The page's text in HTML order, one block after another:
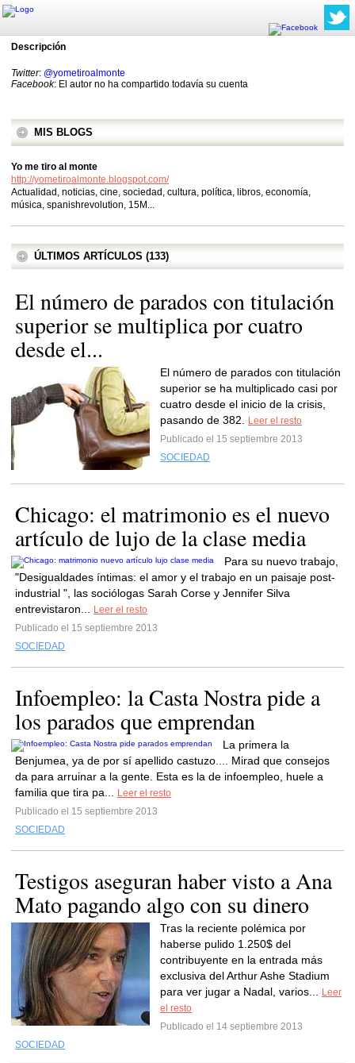
Descripción
Twitter: @yometiroalmonte
Facebook: El autor no ha compartido todavía su cuenta
MIS BLOGS
Yo me tiro al monte
http://yometiroalmonte.blogspot.com/
Actualidad, noticias, cine, sociedad, cultura, política, libros, economía,
música, spanishrevolution, 15M...
ÚLTIMOS ARTÍCULOS (133)
El número de parados con titulación
superior se multiplica por cuatro
desde el...
El número de parados con titulación
superior se ha multiplicado casi por
cuatro desde el inicio de la crisis,
pasando de 382.
Leer el resto
Publicado el 15 septiembre 2013
SOCIEDAD
Chicago: el matrimonio es el nuevo
artículo de lujo de la clase media
Para su nuevo trabajo,
"Desigualdades íntimas: el amor y el trabajo en un paisaje post-
industrial ", las sociólogas Sarah Corse y Jennifer Silva
entrevistaron...
Leer el resto
Publicado el 15 septiembre 2013
SOCIEDAD
Infoempleo: la Casta Nostra pide a
los parados que emprendan
La primera la
Benjumea, ya de por sí apellido castuzo.... Mirad que consejos
da para arruinar a la gente. Esta es la de infoempleo, huele a
familia que tira pa...
Leer el resto
Publicado el 15 septiembre 2013
SOCIEDAD
Testigos aseguran haber visto a Ana
Mato pagando algo con su dinero
Tras la reciente polémica por
haberse pulido 1.250$ del
contribuyente en la entrada más
exclusiva del Arthur Ashe Stadium
para ver jugar a Nadal, varios...
Leer
el resto
Publicado el 14 septiembre 2013
SOCIEDAD